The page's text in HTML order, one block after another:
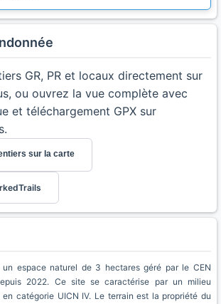
GR, PR et locaux directement sur
ou ouvrez la vue complète avec
et téléchargement GPX sur
sur la carte
espace naturel de 3 hectares géré par le CEN
2022. Ce site se caractérise par un milieu
catégorie UICN IV. Le terrain est la propriété du